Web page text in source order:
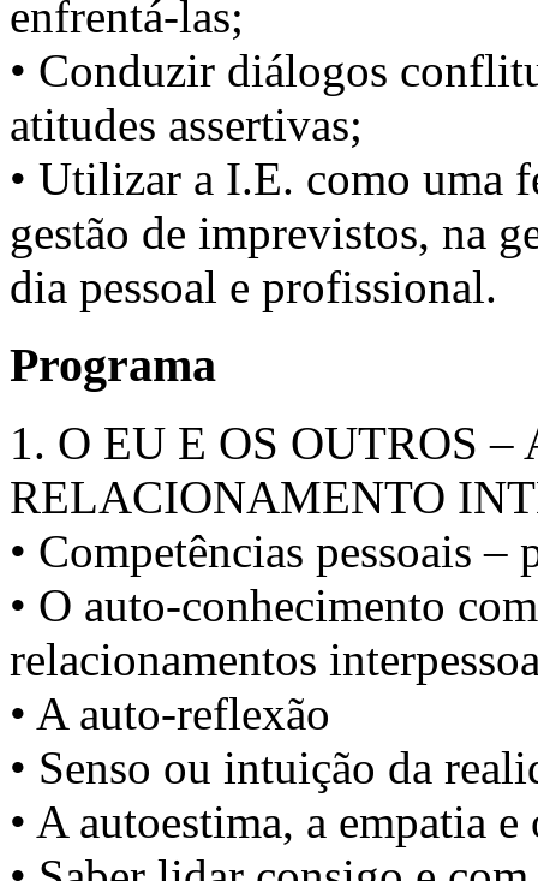
enfrentá-las;
• Conduzir diálogos
atitudes assertivas;
• Utilizar a I.E. como uma
gestão de imprevistos, na
dia pessoal e profissional.
Programa
1. O EU E OS OUTROS
RELACIONAMENTO
• Competências pessoais
• O auto-conhecimento
relacionamentos
• A auto-reflexão
• Senso ou intuição da
• A autoestima, a empatia